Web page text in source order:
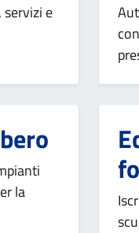
servizi e
la